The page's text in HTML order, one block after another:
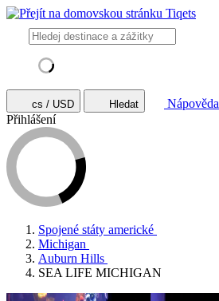
cs / USD Hledat
Nápověda
Přihlášení
Spojené státy americké
Michigan
Auburn Hills
SEA LIFE MICHIGAN